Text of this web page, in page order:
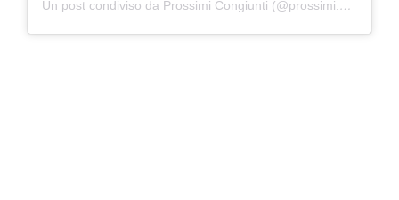
Un post condiviso da Prossimi Congiunti (@prossimi.congiunti)